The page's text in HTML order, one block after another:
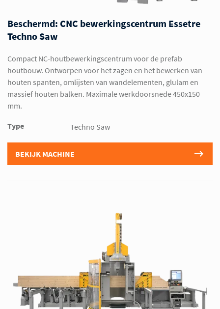
Beschermd: CNC bewerkingscentrum Essetre
Techno Saw
Compact NC-houtbewerkingscentrum voor de prefab
houtbouw. Ontworpen voor het zagen en het bewerken van
houten spanten, omlijsten van wandelementen, glulam en
massief houten balken. Maximale werkdoorsnede 450x150
mm.
Type Techno Saw
BEKIJK MACHINE